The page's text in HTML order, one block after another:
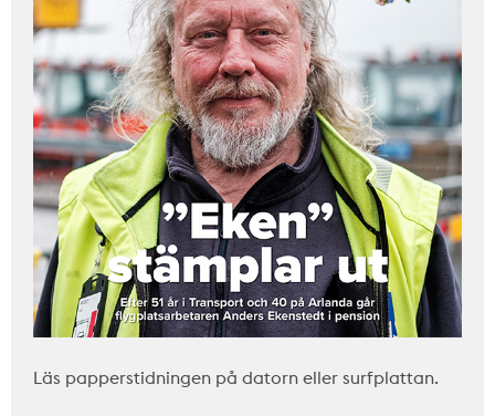
Läs papperstidningen på datorn eller surfplattan.